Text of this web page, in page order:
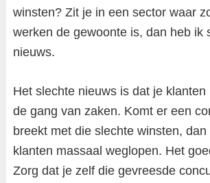
winsten? Zit je in een sector waar
werken de gewoonte is, dan heb ik
nieuws.
Het slechte nieuws is dat je
de gang van zaken. Komt er een
breekt met die slechte winsten, dan
klanten massaal weglopen. Het
Zorg dat je zelf die gevreesde